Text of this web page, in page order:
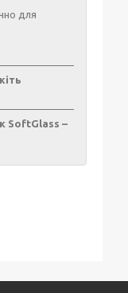
для
SoftGlass –